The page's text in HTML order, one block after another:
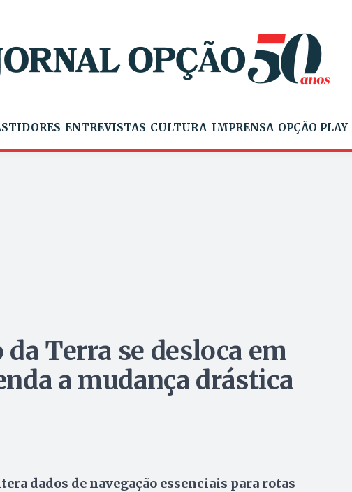
ENTREVISTAS CULTURA IMPRENSA OPÇÃO PLAY
Terra se desloca em
a mudança drástica
dados de navegação essenciais para rotas